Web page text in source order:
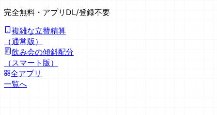
完全無料 ・アプリDL/登録不要
複雑な立替精算
（通常版）
飲み会の傾斜配分
（スマート版）
全アプリ
一覧へ